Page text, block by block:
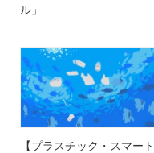
ル」
【プラスチック・スマート